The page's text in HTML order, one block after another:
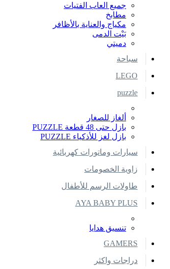
جميع العاب الفتيات
مطابخ
مكياج والعناية بالأظافر
بَيْت الدمى
دميتي
سباحة
LEGO
puzzle
ألغاز للصغار
بازل حتى 48 قطعة PUZZLE
بازل لغز للأذكياء PUZZLE
سيارات وماتورات كهربائية
زاوية الخصومات
طاولات الرسم للأطفال
AYA BABY PLUS
تنسيق هدايا
GAMERS
دراجات واكثر